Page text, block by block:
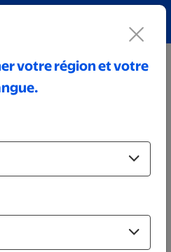
votre région et votre